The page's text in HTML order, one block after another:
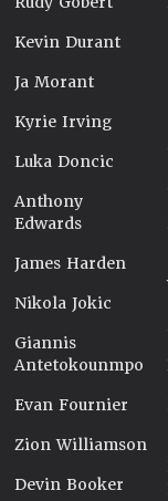
Kevin Durant
Ja Morant
Kyrie Irving
Luka Doncic
Anthony
Edwards
James Harden
Nikola Jokic
Giannis
Antetokounmpo
Evan Fournier
Zion Williamson
Devin Booker